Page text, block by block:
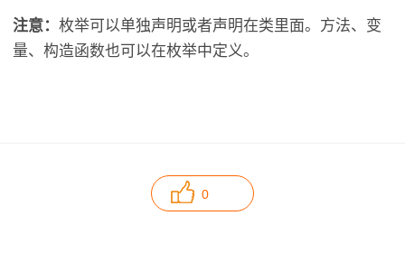
注意：枚举可以单独声明或者声明在类里面。方法、变
量、构造函数也可以在枚举中定义。
0